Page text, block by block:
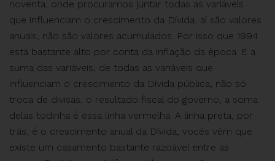
noventa, onde procuramos juntar todas as variáveis
que influenciam o crescimento da Dívida, aí são valores
anuais, não são valores acumulados. Por isso que 1994
está bastante alto por conta da inflação da época. E a
suma das variáveis, de todas as variáveis que
influenciam o crescimento da Dívida pública, não só
troca de divisas, o resultado fiscal do governo, a soma
delas todinha é essa linha vermelha. A linha preta, por
trás, é o crescimento anual da Dívida, vocês vêm que
existe um casamento bastante razoável entre as